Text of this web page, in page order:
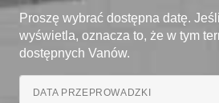
Proszę wybrać dostępna datę.
wyświetla, oznacza to, że w tym
dostępnych Vanów.
DATA PRZEPROWADZKI